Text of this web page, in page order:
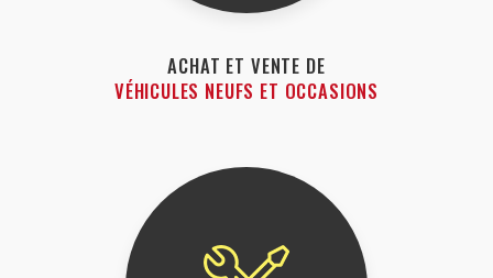
ACHAT ET VENTE DE
VÉHICULES NEUFS ET OCCASIONS